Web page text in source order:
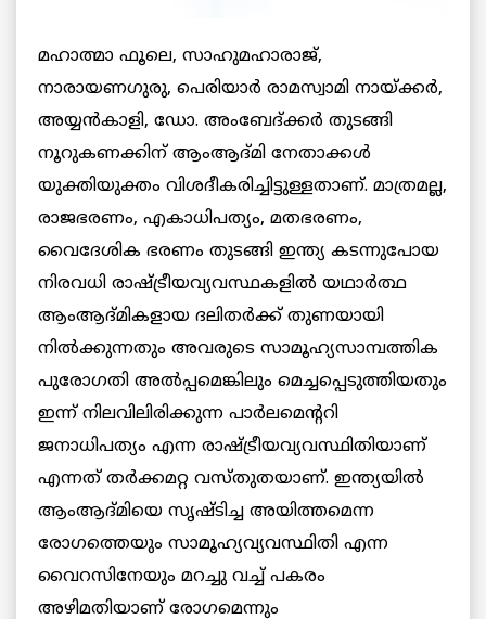
മഹാത്മാ ഫൂലെ, സാഹുമഹാരാജ്,
നാരായണഗുരു, പെരിയാര്‍ രാമസ്വാമി നായ്ക്കര്‍,
അയ്യന്‍കാളി, ഡോ. അംബേദ്ക്കര്‍ തുടങ്ങി
നൂറുകണക്കിന് ആംആദ്മി നേതാക്കള്‍
യുക്തിയുക്തം വിശദീകരിച്ചിട്ടുള്ളതാണ്. മാത്രമല്ല,
രാജഭരണം, എകാധിപത്യം, മതഭരണം,
വൈദേശിക ഭരണം തുടങ്ങി ഇന്ത്യ കടന്നുപോയ
നിരവധി രാഷ്ട്രീയവ്യവസ്ഥകളില്‍ യഥാര്‍ത്ഥ
ആംആദ്മികളായ ദലിതര്‍ക്ക് തുണയായി
നില്‍ക്കുന്നതും അവരുടെ സാമൂഹ്യസാമ്പത്തിക
പുരോഗതി അല്‍പ്പമെങ്കിലും മെച്ചപ്പെടുത്തിയതും
ഇന്ന് നിലവിലിരിക്കുന്ന പാര്‍ലമെന്ററി
ജനാധിപത്യം എന്ന രാഷ്ട്രീയവ്യവസ്ഥിതിയാണ്
എന്നത് തര്‍ക്കമറ്റ വസ്തുതയാണ്. ഇന്ത്യയില്‍
ആംആദ്മിയെ സൃഷ്ടിച്ച അയിത്തമെന്ന
രോഗത്തെയും സാമൂഹ്യവ്യവസ്ഥിതി എന്ന
വൈറസിനേയും മറച്ചു വച്ച് പകരം
അഴിമതിയാണ് രോഗമെന്നും